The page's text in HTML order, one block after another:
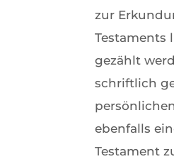
zur
Testaments
gezählt
schriftlich
ebenfalls
Testament